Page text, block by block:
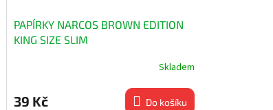
PAPÍRKY NARCOS BROWN EDITION
KING SIZE SLIM
Skladem
39 Kč Do košíku